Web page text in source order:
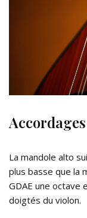
La mandole alto
plus basse que la
GDAE une octave
doigtés du violon.